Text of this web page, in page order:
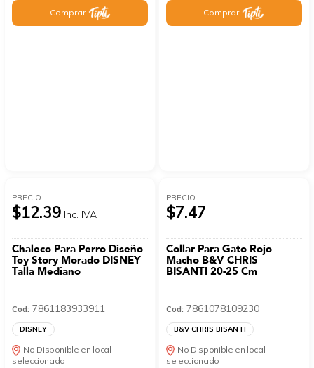
Comprar Comprar
PRECIO
$12.39 Inc. IVA
Chaleco Para Perro Diseño
Toy Story Morado DISNEY
Talla Mediano
Cod: 7861183933911
DISNEY
No Disponible en local
seleccionado
PRECIO
$7.47
Collar Para Gato Rojo
Macho B&V CHRIS
BISANTI 20-25 Cm
Cod: 7861078109230
B&V CHRIS BISANTI
No Disponible en local
seleccionado